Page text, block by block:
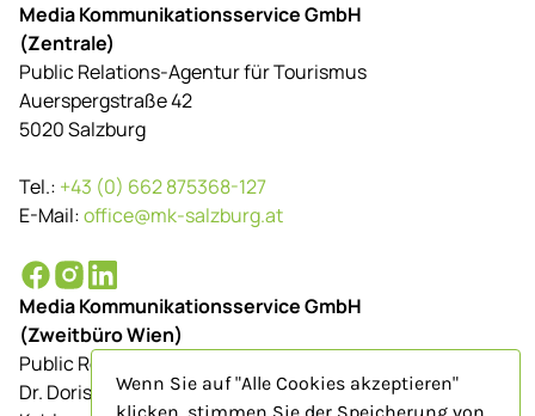
Media Kommunikationsservice GmbH
(Zentrale)
Public Relations-Agentur für Tourismus
Auerspergstraße 42
5020 Salzburg
Tel.: +43 (0) 662 875368-127
E-Mail:office@mk-salzburg.at
Media Kommunikationsservice GmbH
(Zweitbüro Wien)
Public Relations-Agentur für Tourismus
Dr. Doris Schenkenfelder
Wenn Sie auf "Alle Cookies akzeptieren"